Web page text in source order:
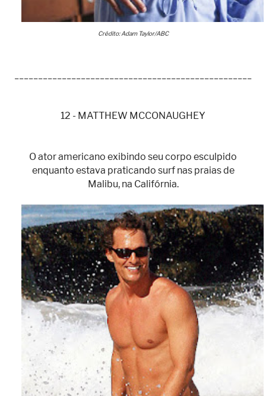
Crédito: Adam Taylor/ABC
12 - MATTHEW MCCONAUGHEY
O ator americano exibindo seu corpo esculpido
enquanto estava praticando surf nas praias de
Malibu, na Califórnia.